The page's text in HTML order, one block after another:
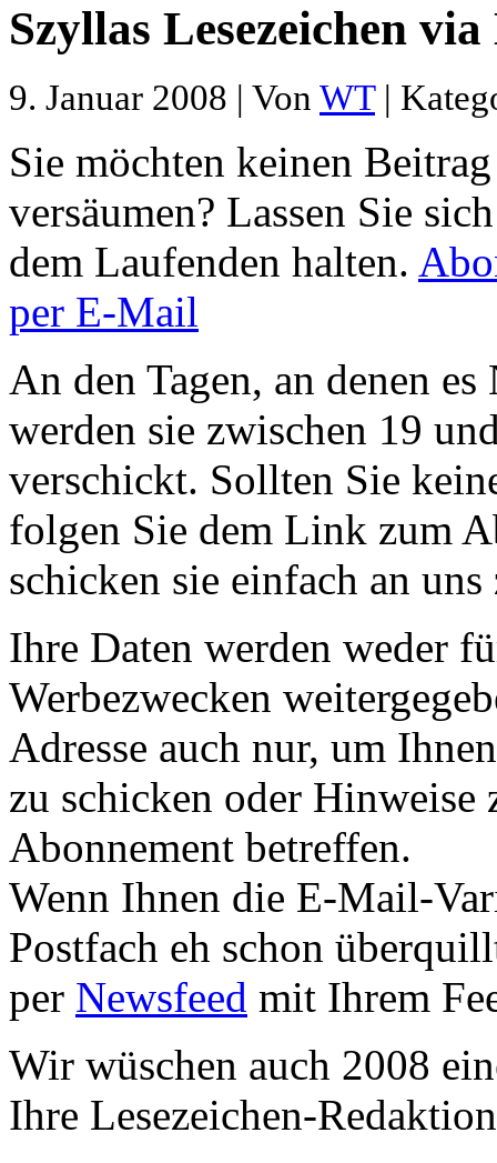
Szyllas Lesezeichen
9. Januar 2008 | Von WT|
Sie möchten keinen
versäumen? Lassen Sie
dem Laufenden halten.
per E-Mail
An den Tagen, an denen
werden sie zwischen 19
verschickt. Sollten Sie
folgen Sie dem Link zum
schicken sie einfach an
Ihre Daten werden weder
Werbezwecken
Adresse auch nur, um
zu schicken oder
Abonnement betreffen.
Wenn Ihnen die E-Mail-
Postfach eh schon
per Newsfeed mit Ihrem
Wir wüschen auch 2008
Ihre Lesezeichen-Redaktion